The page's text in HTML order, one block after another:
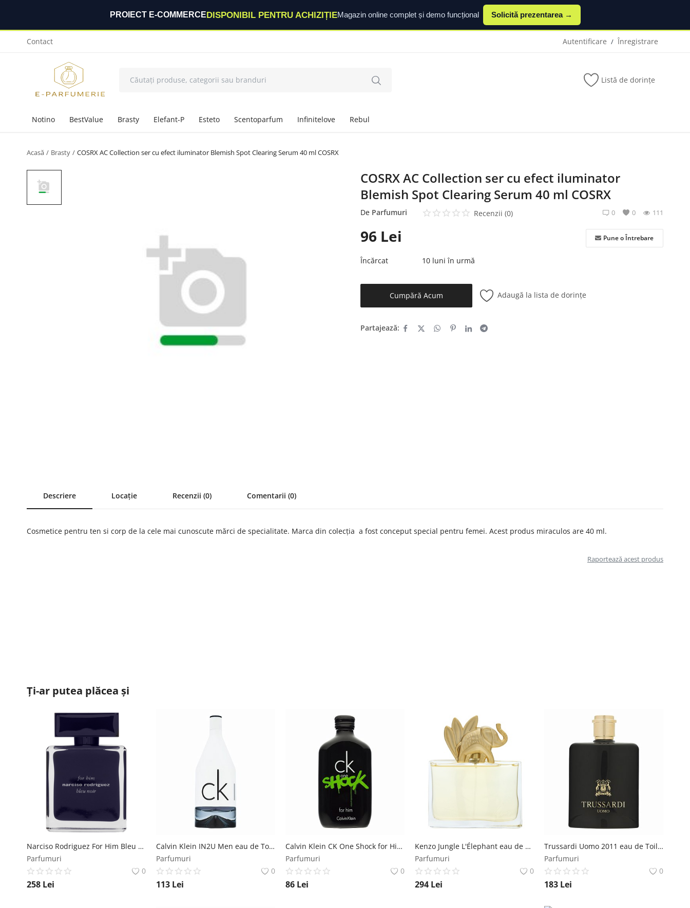
PROIECT E-COMMERCEDISPONIBIL PENTRU ACHIZIȚIEMagazin online complet și demo funcțional Solicită prezentarea →
Contact Autentificare / Înregistrare
Listă de dorințe
Notino BestValue Brasty Elefant-P Esteto Scentoparfum Infinitelove Rebul
Acasă Brasty COSRX AC Collection ser cu efect iluminator Blemish Spot Clearing Serum 40 ml COSRX
COSRX AC Collection ser cu efect iluminator
Blemish Spot Clearing Serum 40 ml COSRX
De Parfumuri Recenzii (0) 0 0 111
96 Lei Pune o Întrebare
Încărcat 10 luni în urmă
Cumpără Acum Adaugă la lista de dorințe
Partajează:
Descriere Locație Recenzii (0) Comentarii (0)
Cosmetice pentru ten si corp de la cele mai cunoscute mărci de specialitate. Marca din colecția a fost conceput special pentru femei. Acest produs miraculos are 40 ml.
Raportează acest produs
Ți-ar putea plăcea și
Narciso Rodriguez For Him Bleu Noir eau de Toilette pentru barbati 100 ml Narciso Rodriguez
Parfumuri
0
258 Lei
Calvin Klein IN2U Men eau de Toilette pentru barbati 150 ml Calvin Klein
Parfumuri
0
113 Lei
Calvin Klein CK One Shock for Him eau de Toilette pentru barbati 100 ml Calvin Klein
Parfumuri
0
86 Lei
Kenzo Jungle L'Élephant eau de Parfum pentru femei 100 ml Kenzo
Parfumuri
0
294 Lei
Trussardi Uomo 2011 eau de Toilette pentru barbati 100 ml Trussardi
Parfumuri
0
183 Lei